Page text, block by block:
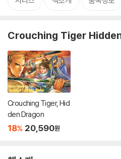
Crouching Tiger
Crouching Tiger, Hid
den Dragon
18% 20,590원